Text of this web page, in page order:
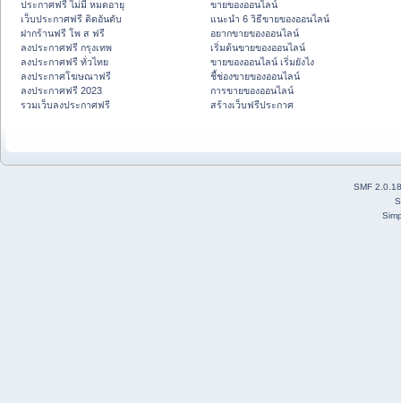
ประกาศฟรี ไม่มี หมดอายุ
เว็บประกาศฟรี ติดอันดับ
ฝากร้านฟรี โพ ส ฟรี
ลงประกาศฟรี กรุงเทพ
ลงประกาศฟรี ทั่วไทย
ลงประกาศโฆษณาฟรี
ลงประกาศฟรี 2023
รวมเว็บลงประกาศฟรี
ขายของออนไลน์
แนะนำ 6 วิธีขายของออนไลน์
อยากขายของออนไลน์
เริ่มต้นขายของออนไลน์
ขายของออนไลน์ เริ่มยังไง
ชี้ช่องขายของออนไลน์
การขายของออนไลน์
สร้างเว็บฟรีประกาศ
SMF 2.0.18